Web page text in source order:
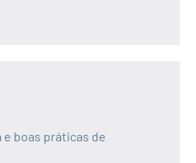
e boas práticas de